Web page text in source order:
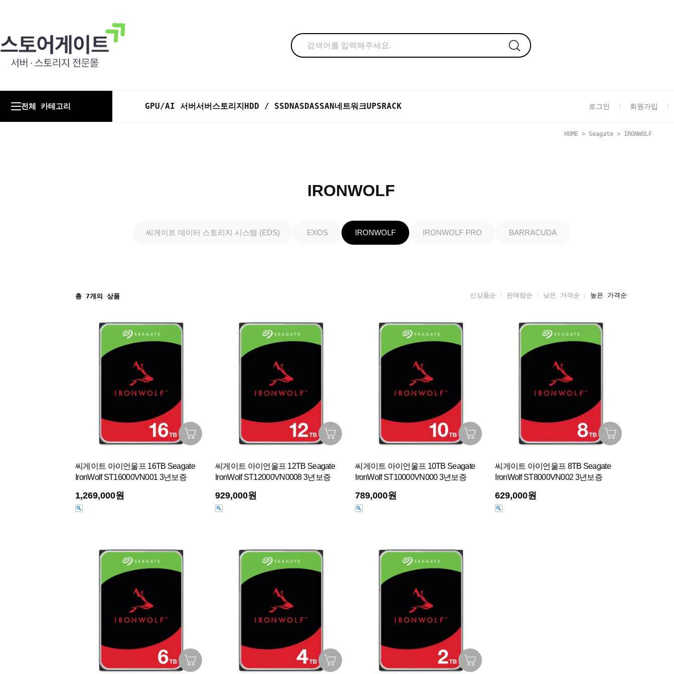
전체 카테고리 GPU/AI 서버서버스토리지HDD / SSDNASDASSAN네트워크UPSRACK 로그인 회원가입
HOME > Seagate > IRONWOLF
IRONWOLF
씨게이트 데이터 스토리지 시스템 (EDS) EXOS IRONWOLF IRONWOLF PRO BARRACUDA
총 7개의 상품 신상품순 판매량순 낮은 가격순 높은 가격순
씨게이트 아이언울프 16TB Seagate
IronWolf ST16000VN001 3년보증
1,269,000원
씨게이트 아이언울프 12TB Seagate
IronWolf ST12000VN0008 3년보증
929,000원
씨게이트 아이언울프 10TB Seagate
IronWolf ST10000VN000 3년보증
789,000원
씨게이트 아이언울프 8TB Seagate
IronWolf ST8000VN002 3년보증
629,000원